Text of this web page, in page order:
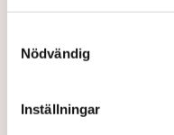
Nödvändig
Inställningar
AI-